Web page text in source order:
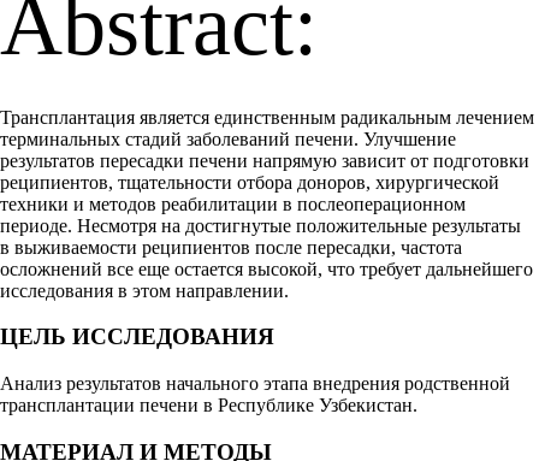
Abstract:
Трансплантация является единственным радикальным лечением
терминальных стадий заболеваний печени. Улучшение
результатов пересадки печени напрямую зависит от подготовки
реципиентов, тщательности отбора доноров, хирургической
техники и методов реабилитации в послеоперационном
периоде. Несмотря на достигнутые положительные результаты
в выживаемости реципиентов после пересадки, частота
осложнений все еще остается высокой, что требует дальнейшего
исследования в этом направлении.
ЦЕЛЬ ИССЛЕДОВАНИЯ
Анализ результатов начального этапа внедрения родственной
трансплантации печени в Республике Узбекистан.
МАТЕРИАЛ И МЕТОДЫ